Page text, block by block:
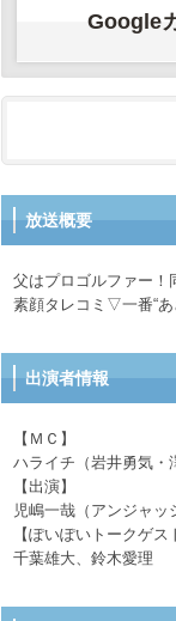
Google
放送概要
父はプロゴルファー
素顔タレコミ▽一番“あ
出演者情報
【ＭＣ】
ハライチ（岩井勇気
【出演】
児嶋一哉（アンジャ
【ぽいぽいトークゲス
千葉雄大、鈴木愛理